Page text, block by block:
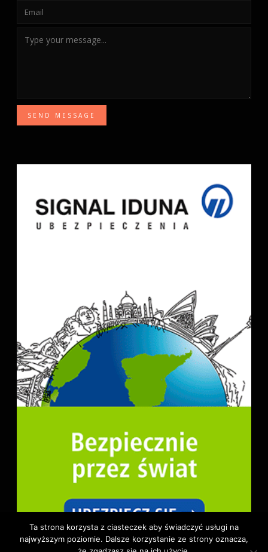
SEND MESSAGE
Ta strona korzysta z ciasteczek aby świadczyć usługi na
najwyższym poziomie. Dalsze korzystanie ze strony oznacza,